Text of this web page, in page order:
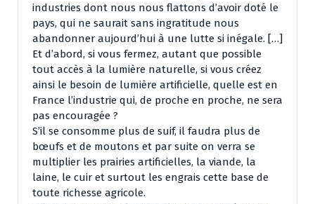
industries dont nous nous flattons d’avoir doté le
pays, qui ne saurait sans ingratitude nous
abandonner aujourd’hui à une lutte si inégale. […]
Et d’abord, si vous fermez, autant que possible
tout accès à la lumière naturelle, si vous créez
ainsi le besoin de lumière artificielle, quelle est en
France l’industrie qui, de proche en proche, ne sera
pas encouragée ?
S’il se consomme plus de suif, il faudra plus de
bœufs et de moutons et par suite on verra se
multiplier les prairies artificielles, la viande, la
laine, le cuir et surtout les engrais cette base de
toute richesse agricole.